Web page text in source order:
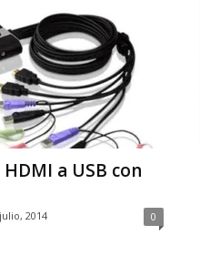
a USB con
2014 0